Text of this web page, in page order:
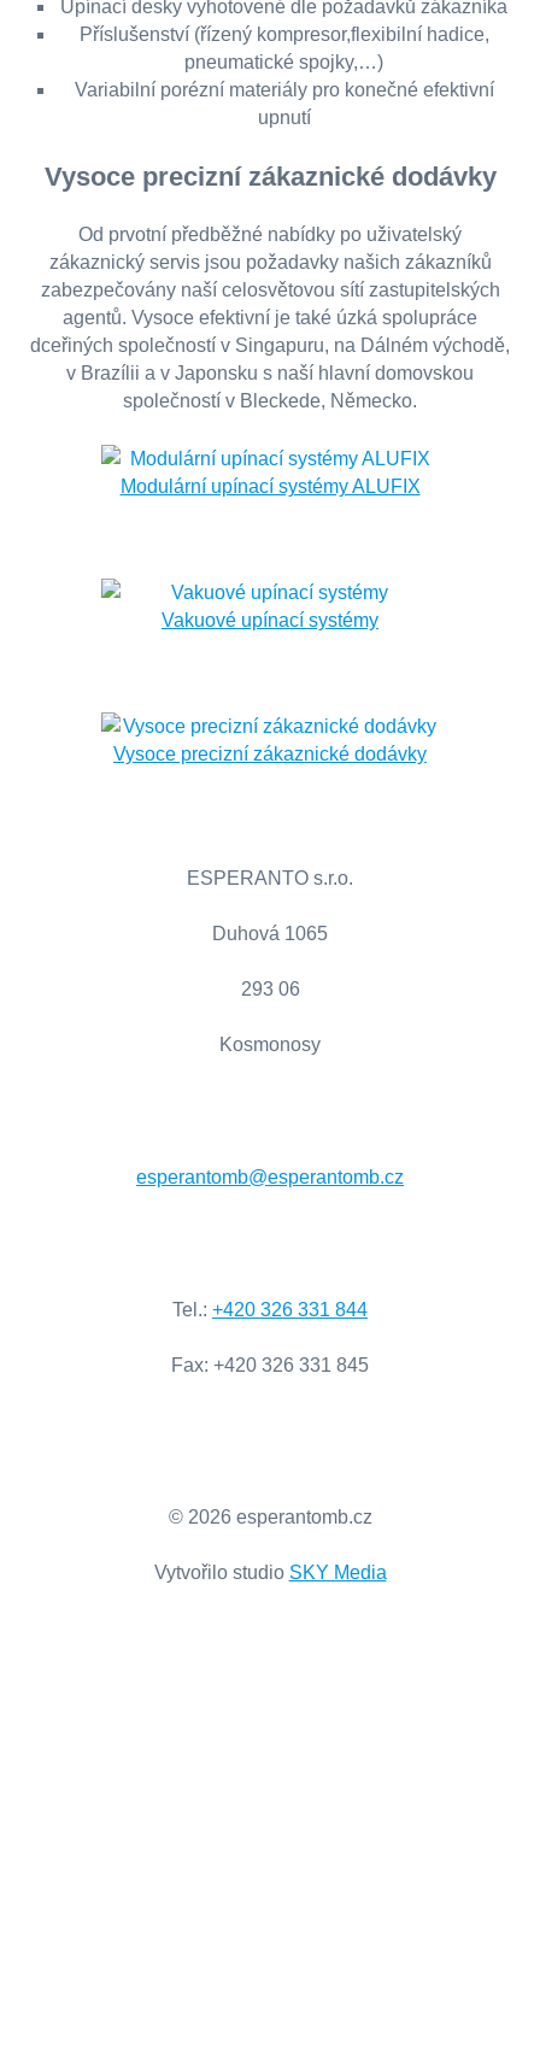
Upínací desky vyhotovené dle požadavků zákazníka
Příslušenství (řízený kompresor,flexibilní hadice,
pneumatické spojky,…)
Variabilní porézní materiály pro konečné efektivní
upnutí
Vysoce precizní zákaznické dodávky
Od prvotní předběžné nabídky po uživatelský
zákaznický servis jsou požadavky našich zákazníků
zabezpečovány naší celosvětovou sítí zastupitelských
agentů. Vysoce efektivní je také úzká spolupráce
dceřiných společností v Singapuru, na Dálném východě,
v Brazílii a v Japonsku s naší hlavní domovskou
společností v Bleckede, Německo.
Modulární upínací systémy ALUFIX
Vakuové upínací systémy
Vysoce precizní zákaznické dodávky
ESPERANTO s.r.o.
Duhová 1065
293 06
Kosmonosy
esperantomb@esperantomb.cz
Tel .: +420 326 331 844
Fax: +420 326 331 845
© 2026 esperantomb.cz
Vytvořilo studio SKY Media